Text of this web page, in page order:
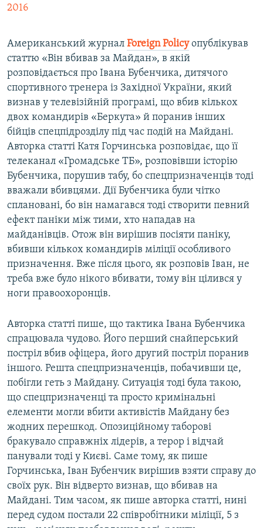
2016
Американський журнал Foreign Policyопублікував
статтю «Він вбивав за Майдан», в якій
розповідається про Івана Бубенчика, дитячого
спортивного тренера із Західної України, який
визнав у телевізійній програмі, що вбив кількох
двох командирів «Беркута» й поранив інших
бійців спецпідрозділу під час подій на Майдані.
Авторка статті Катя Горчинська розповідає, що її
телеканал «Громадське ТБ», розповівши історію
Бубенчика, порушив табу, бо спецпризначенців тоді
вважали вбивцями. Дії Бубенчика були чітко
сплановані, бо він намагався тоді створити певний
ефект паніки між тими, хто нападав на
майданівців. Отож він вирішив посіяти паніку,
вбивши кількох командирів міліції особливого
призначення. Вже після цього, як розповів Іван, не
треба вже було нікого вбивати, тому він цілився у
ноги правоохоронців.
Авторка статті пише, що тактика Івана Бубенчика
спрацювала чудово. Його перший снайперський
постріл вбив офіцера, його другий постріл поранив
іншого. Решта спецпризначенців, побачивши це,
побігли геть з Майдану. Ситуація тоді була такою,
що спецпризначенці та просто кримінальні
елементи могли вбити активістів Майдану без
жодних перешкод. Опозиційному таборові
бракувало справжніх лідерів, а терор і відчай
панували тоді у Києві. Саме тому, як пише
Горчинська, Іван Бубенчик вирішив взяти справу до
своїх рук. Він відверто визнав, що вбивав на
Майдані. Тим часом, як пише авторка статті, нині
перед судом постали 22 співробітники міліції, 5 з